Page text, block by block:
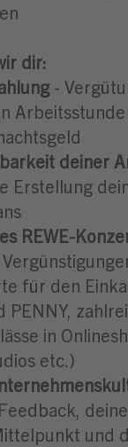
dir:
-
deiner
Erstellung
REWE-
für den
PENNY,
in
etc.)
und